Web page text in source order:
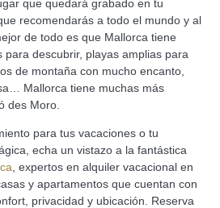
que quedará grabado en tu
recomendarás a todo el mundo y al
de todo es que Mallorca tiene
para descubrir, playas amplias para
de montaña con mucho encanto,
Mallorca tiene muchas más
des Moro.
para tus vacaciones o tu
echa un vistazo a la fantástica
, expertos en alquiler vacacional en
y apartamentos que cuentan con
privacidad y ubicación. Reserva